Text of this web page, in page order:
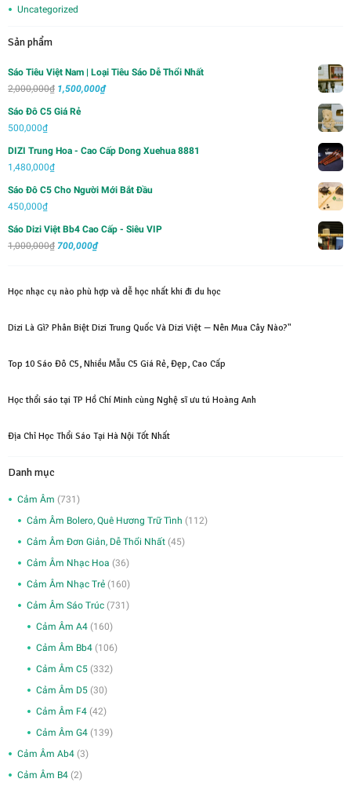
Uncategorized
Sản phẩm
Sáo Tiêu Việt Nam | Loại Tiêu Sáo Dễ Thổi Nhất
2,000,000₫ Giá
1,500,000₫Giá
1,500,000₫.
Sáo Đô C5 Giá Rẻ
500,000₫
DIZI Trung Hoa - Cao Cấp Dong Xuehua 8881
1,480,000₫
Sáo Đô C5 Cho Người Mới Bắt Đầu
450,000₫
Sáo Dizi Việt Bb4 Cao Cấp - Siêu VIP
1,000,000₫ Giá
1,000,000₫.
700,000₫Giá
là:
Học nhạc cụ nào phù hợp và dễ học nhất khi đi du học
Dizi Là Gì? Phân Biệt Dizi Trung Quốc Và Dizi Việt — Nên Mua Cây Nào?"
Top 10 Sáo Đô C5, Nhiều Mẫu C5 Giá Rẻ, Đẹp, Cao Cấp
Học thổi sáo tại TP Hồ Chí Minh cùng Nghệ sĩ ưu tú Hoàng Anh
Địa Chỉ Học Thổi Sáo Tại Hà Nội Tốt Nhất
Danh mục
Cảm Âm (731)
Cảm Âm Bolero, Quê Hương Trữ Tình (112)
Cảm Âm Đơn Giản, Dễ Thổi Nhất (45)
Cảm Âm Nhạc Hoa (36)
Cảm Âm Nhạc Trẻ (160)
Cảm Âm Sáo Trúc (731)
Cảm Âm A4 (160)
Cảm Âm Bb4 (106)
Cảm Âm C5 (332)
Cảm Âm D5 (30)
Cảm Âm F4 (42)
Cảm Âm G4 (139)
Cảm Âm Ab4 (3)
Cảm Âm B4 (2)